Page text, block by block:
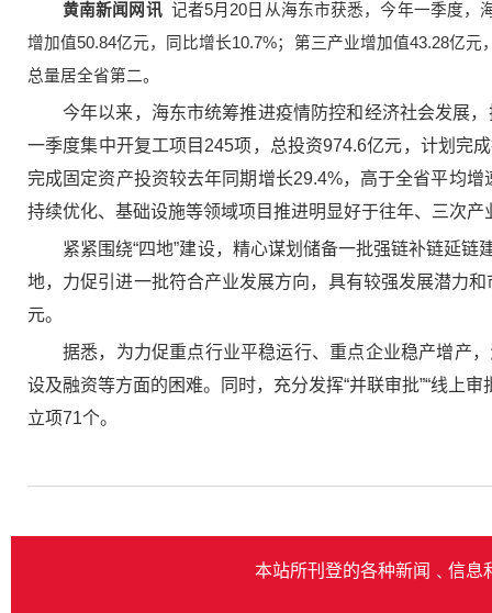
黄南新闻网讯记者5月20日从海东市获悉，今年一季度，
增加值50.84亿元，同比增长10.7%；第三产业增加值43.28亿
总量居全省第二。
今年以来，海东市统筹推进疫情防控和经济社会发展
一季度集中开复工项目245项，总投资974.6亿元，计划完
完成固定资产投资较去年同期增长29.4%，高于全省平均
持续优化、基础设施等领域项目推进明显好于往年、三次
紧紧围绕“四地”建设，精心谋划储备一批强链补链延
地，力促引进一批符合产业发展方向，具有较强发展潜力
元。
据悉，为力促重点行业平稳运行、重点企业稳产增产
设及融资等方面的困难。同时，充分发挥“并联审批”“线上
立项71个。
本站所刊登的各种新闻﹑信息